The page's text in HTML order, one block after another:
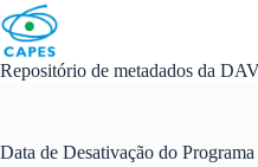
Skip
to
content
Repositório de metadados da
Data de Desativação do